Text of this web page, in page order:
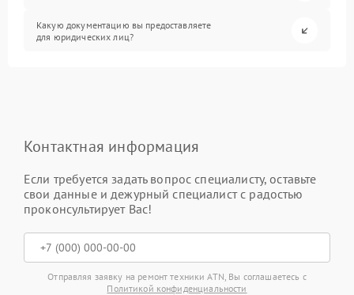
Какую документацию вы предоставляете
для юридических лиц?
Контактная информация
Если требуется задать вопрос специалисту, оставьте
свои данные и дежурный специалист с радостью
проконсультирует Вас!
Отправляя заявку на ремонт техники ATN, Вы соглашаетесь с
Политикой конфиденциальности